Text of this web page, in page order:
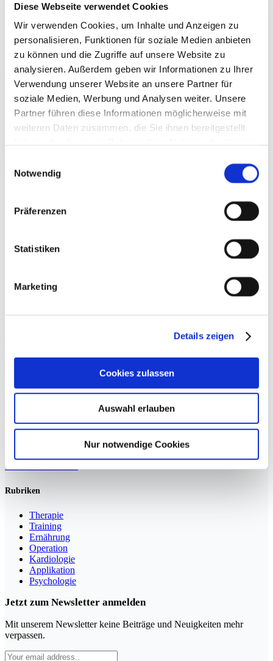
Diese Webseite verwendet Cookies
Wir verwenden Cookies, um Inhalte und Anzeigen zu
personalisieren, Funktionen für soziale Medien anbieten
zu können und die Zugriffe auf unsere Website zu
analysieren. Außerdem geben wir Informationen zu Ihrer
Verwendung unserer Website an unsere Partner für
soziale Medien, Werbung und Analysen weiter. Unsere
Partner führen diese Informationen möglicherweise mit
weiteren Daten zusammen, die Sie ihnen bereitgestellt
Notwendig
Präferenzen
Statistiken
Marketing
Details zeigen
Cookies zulassen
Auswahl erlauben
Nur notwendige Cookies
Schwerpunkt Turnen/Kampfsportarten an der Universität Leipzig.
Zusatzausbildungen in Sportpsychologie und Sportphysiotherapie.
Forschungsarbeiten u. a. zu psychologischen Komponenten in
Sportarten wie Turnen, Gymnastik/Tanz und Kampfsportarten. Er ist
Leiter der Abteilung für Wahrnehmungsforschung und
Bewegungskünste an der Sportwissenschaftlichen Fakultät. Seit
01/2020 tätig im Amt des Studiendekans der
Sportwissenschaftlichen Fakultät.
Beiträge
Bei dem Begriff Sportsucht reagieren viele Menschen häufig
zunächst mit einem Stirnrunzeln oder mit Spöttelei. Dass das Thema
Sportmedizin für Ärzte, Therapeuten und Trainer
YouTube
Rubriken
Therapie
Training
Ernährung
Operation
Kardiologie
Applikation
Psychologie
Jetzt zum Newsletter anmelden
Mit unserem Newsletter keine Beiträge und Neuigkeiten mehr
verpassen.